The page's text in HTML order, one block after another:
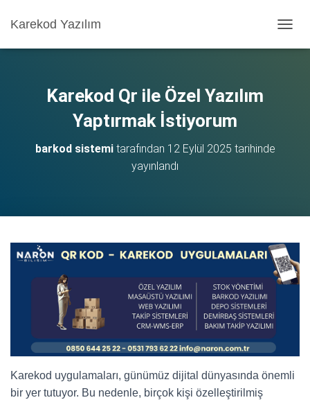
Karekod Yazılım
E
Karekod Qr ile Özel Yazılım
Yaptırmak İstiyorum
barkod sistemitarafından 12 Eylül 2025 tarihinde
yayınlandı
Karekod uygulamaları, günümüz dijital dünyasında önemli
bir yer tutuyor. Bu nedenle, birçok kişi özelleştirilmiş